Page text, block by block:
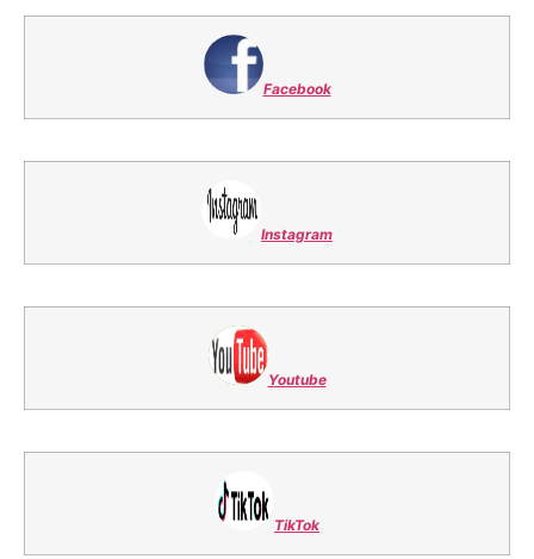
Facebook
Instagram
Youtube
TikTok